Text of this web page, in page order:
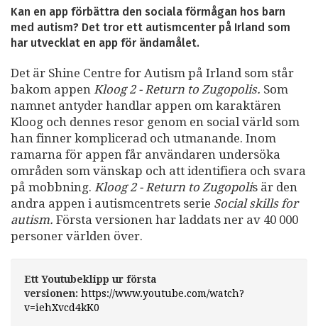
Kan en app förbättra den sociala förmågan hos barn
med autism? Det tror ett autismcenter på Irland som
har utvecklat en app för ändamålet.
Det är Shine Centre for Autism på Irland som står
bakom appen Kloog 2 - Return to Zugopolis. Som
namnet antyder handlar appen om karaktären
Kloog och dennes resor genom en social värld som
han finner komplicerad och utmanande. Inom
ramarna för appen får användaren undersöka
områden som vänskap och att identifiera och svara
på mobbning. Kloog 2 - Return to Zugopolis är den
andra appen i autismcentrets serie Social skills for
autism. Första versionen har laddats ner av 40 000
personer världen över.
Ett Youtubeklipp ur första
versionen: https://www.youtube.com/watch?
v=iehXvcd4kK0